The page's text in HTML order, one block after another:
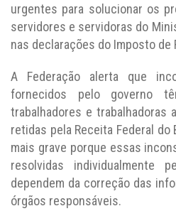
urgentes para solucionar os
servidores e servidoras do
nas declarações do Imposto de
A Federação alerta que
fornecidos pelo governo
trabalhadores e trabalhadoras
retidas pela Receita Federal do
mais grave porque essas
resolvidas individualmente
dependem da correção das
órgãos responsáveis.